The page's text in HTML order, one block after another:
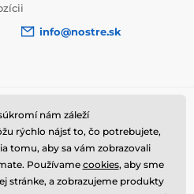
nielen plátno, farby, ale aj
je370 g/m2 . Plátno
a bavlny.Nezabudli
výber farieb, ktoré sú
že nezapáchajú
info@nostre.sk
Užitočné informácie
Často kladené otázky
Magazín
Kontakty
nám záleží
rýchlo nájsť to, čo potrebujete,
tomu, aby sa vám zobrazovali
Používame cookies, aby sme
stránke, a zobrazujeme produkty